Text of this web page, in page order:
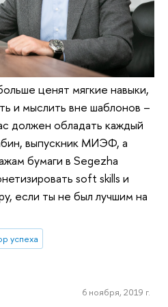
ценят мягкие навыки,
и мыслить вне шаблонов –
должен обладать каждый
выпускник МИЭФ, а
бумаги в Segezha
soft skills и
если ты не был лучшим на
успеха
6 ноября, 2019 г.